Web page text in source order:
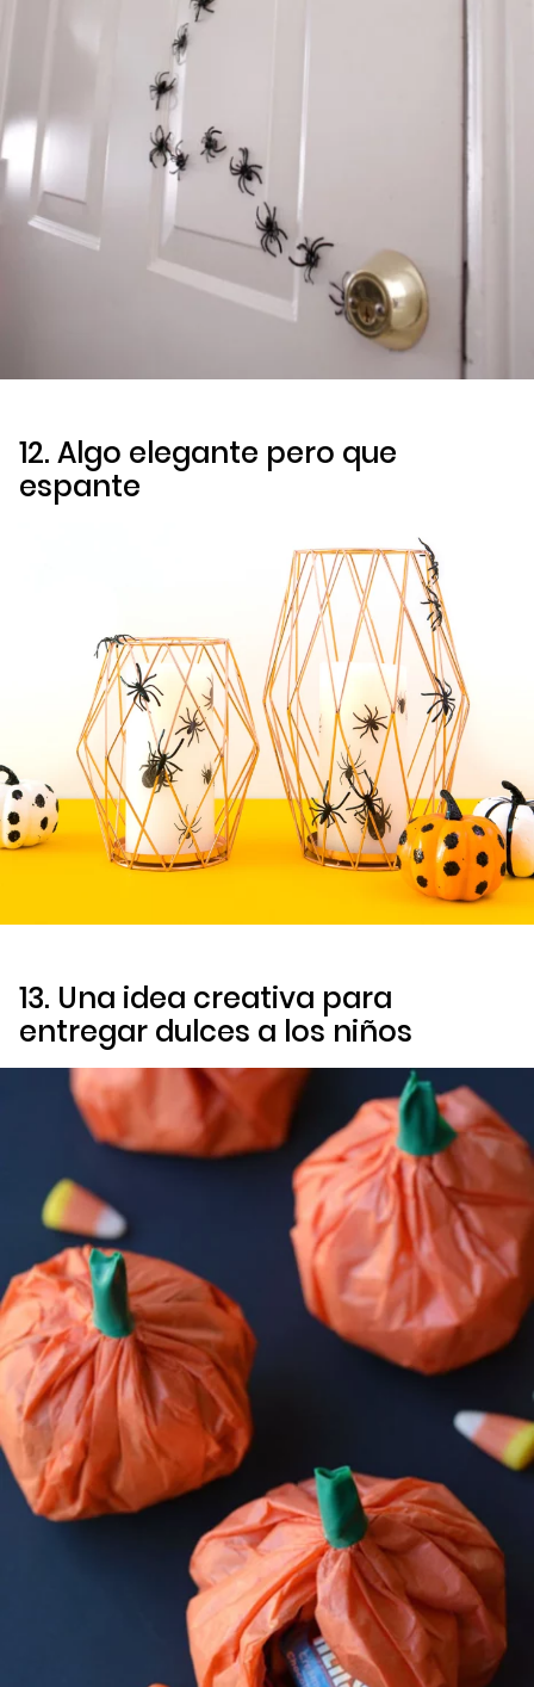
12. Algo elegante pero que
espante
13. Una idea creativa para
entregar dulces a los niños